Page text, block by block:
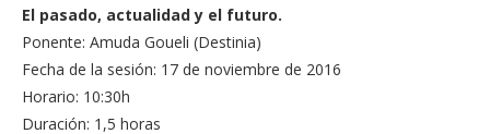
El pasado, actualidad y el futuro.
Ponente: Amuda Goueli (Destinia)
Fecha de la sesión: 17 de noviembre de 2016
Horario: 10:30h
Duración: 1,5 horas